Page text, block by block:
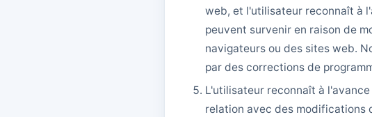
web, et l'utilisateur reconnaît à
peuvent survenir en raison de
navigateurs ou des sites web.
par des corrections de
L'utilisateur reconnaît à
relation avec des modifications